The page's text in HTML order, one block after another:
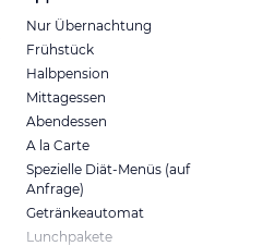
Nur Übernachtung
Frühstück
Halbpension
Mittagessen
Abendessen
A la Carte
Spezielle Diät-Menüs (auf
Anfrage)
Getränkeautomat
Lunchpakete